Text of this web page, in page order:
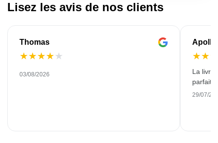
Lisez les avis de nos clients
Thomas
★★★★★
03/08/2026
★★
La
29/07/